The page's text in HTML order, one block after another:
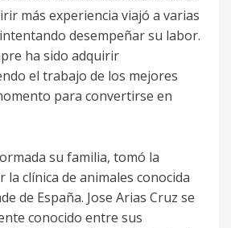
más experiencia viajó a varias
desempeñar su labor.
ha sido adquirir
el trabajo de los mejores
para convertirse en
su familia, tomó la
la clínica de animales conocida
de España. Jose Arias Cruz se
conocido entre sus